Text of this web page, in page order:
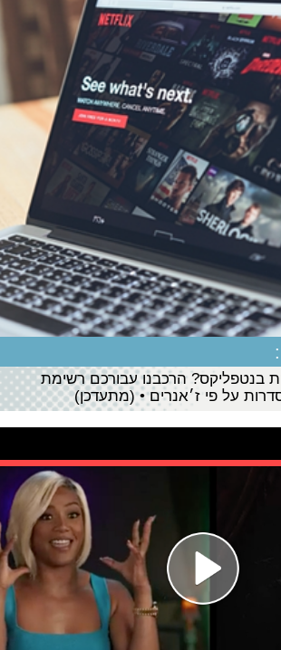
בנטפליקס? הרכבנו עבורכם רשימת
על פי ז׳אנרים • (מתעדכן)